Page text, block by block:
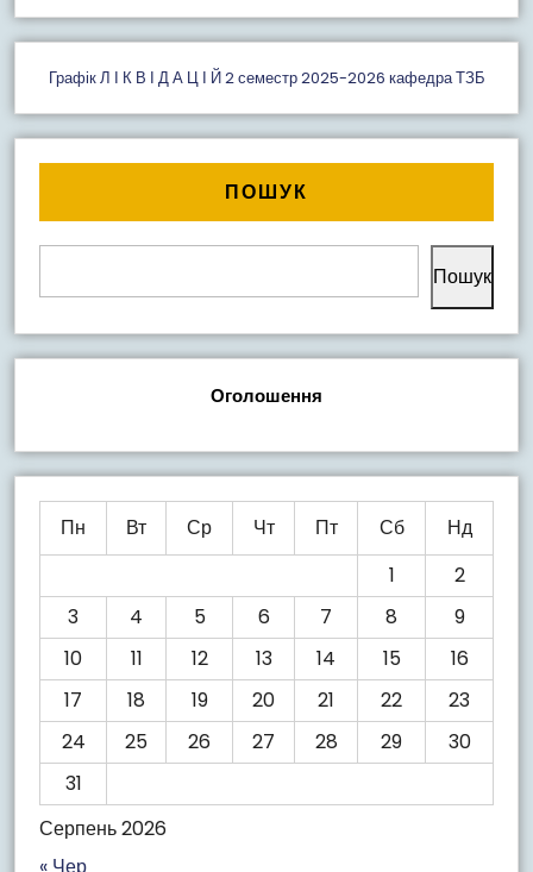
Графік Л І К В І Д А Ц І Й 2 семестр 2025-2026 кафедра ТЗБ
ПОШУК
Пошук
Оголошення
Серпень 2026
Пн Вт Ср Чт Пт Сб
Нд
1
2
3
4 5 6 7 8
9
10
11 12 13 14 15
16
17
18 19 20 21 22
23
24
25 26 27 28 29
30
31
« Чер